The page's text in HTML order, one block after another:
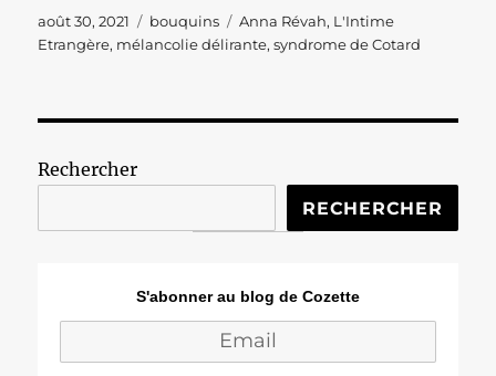
Publié
le
août 30, 2021 Catégories
bouquins Étiquettes
Anna Révah, L'Intime
Etrangère, mélancolie délirante,syndrome de Cotard
Rechercher
RECHERCHER
S'abonner au blog de Cozette